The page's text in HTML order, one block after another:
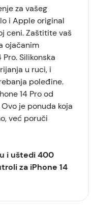
za vašeg
i Apple original
ceni. Zaštitite vaš
ojačanim
Silikonska
u ruci, i
poleđine.
14 Pro od
je ponuda koja
već poruči
i uštedi 400
za iPhone 14